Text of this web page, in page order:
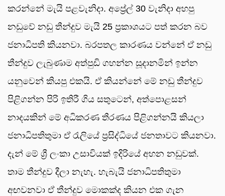
කරන්නේ මැයි පළවැනිදා. අප්‍රේල් 30 වැනිදා අහපු
නඩුවේ නඩු තීන්දුව මැයි 25 ප්‍රකාශයට පත් කරන බව
ජනාධිපති කියනවා. බරපතල කාරණය වන්නේ ඒ නඩු
තීන්දුව ලැබුණාම අත්පුඩි ගහන්න සූදානමින් ඉන්න
යනුවෙන් කියපු එකයි. ඒ කියන්නේ මේ නඩු තීන්දුව
පිළිගන්න පිරි ඉතිරී ගිය සතුටෙන්, අත්පොළසන්
නාදයකින් මේ අධිකරණ තීරණය පිළිගන්නයි කියලා
ජනාධිපතිතුමා ඒ රැලියේ ප්‍රසිද්ධියේ ජනතාවට කියනවා.
දැන් මේ ශ්‍රී ලංකා උසාවියක් ඉදිරියේ අහන නඩුවක්.
තාම තීන්දුව දීලා නැහැ. හැබැයි ජනාධිපතිතුමා
අඟවනවා ඒ තීන්දුව මොකක්ද කියන එක ගැන